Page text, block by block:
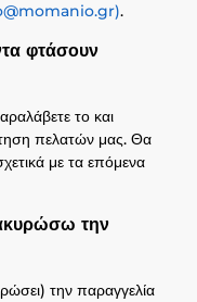
.
φτάσουν
το και
πελατών μας. Θα
με τα επόμενα
την
την παραγγελία